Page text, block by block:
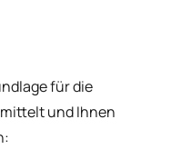
für die
und Ihnen